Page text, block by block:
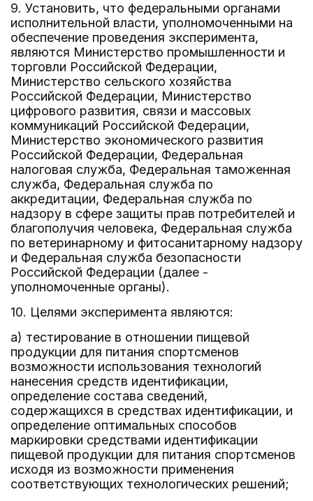
9. Установить, что федеральными органами
исполнительной власти, уполномоченными на
обеспечение проведения эксперимента,
являются Министерство промышленности и
торговли Российской Федерации,
Министерство сельского хозяйства
Российской Федерации, Министерство
цифрового развития, связи и массовых
коммуникаций Российской Федерации,
Министерство экономического развития
Российской Федерации, Федеральная
налоговая служба, Федеральная таможенная
служба, Федеральная служба по
аккредитации, Федеральная служба по
надзору в сфере защиты прав потребителей и
благополучия человека, Федеральная служба
по ветеринарному и фитосанитарному надзору
и Федеральная служба безопасности
Российской Федерации (далее -
уполномоченные органы).
10. Целями эксперимента являются:
а) тестирование в отношении пищевой
продукции для питания спортсменов
возможности использования технологий
нанесения средств идентификации,
определение состава сведений,
содержащихся в средствах идентификации, и
определение оптимальных способов
маркировки средствами идентификации
пищевой продукции для питания спортсменов
исходя из возможности применения
соответствующих технологических решений;